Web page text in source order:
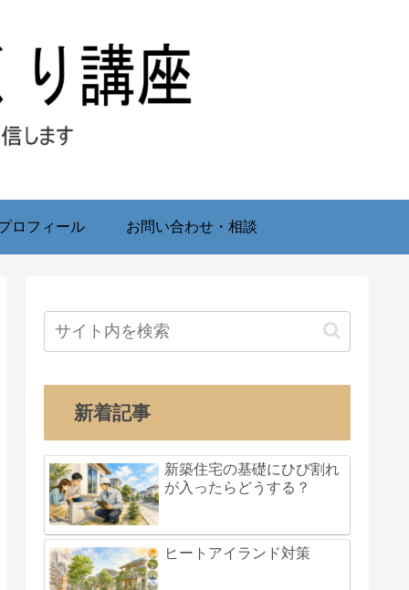
ロフィール お問い合わせ・相談
新着記事
新築住宅の基礎にひび割れ
が入ったらどうする？
ヒートアイランド対策